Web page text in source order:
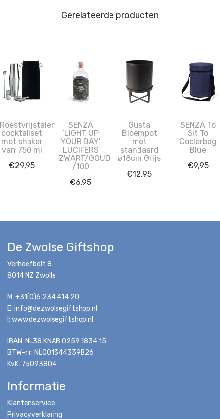
Gerelateerde producten
Roestvrijstalen
cocktailset
met shaker
van 750 ml
€29,95
SENZA
‘LIGHT UP
YOUR DAY’
LUCIFERS
ZWART/GOUD
/100
€6,95
Gusta
Bloempot
met
standaard
ø18cm Grijs
€12,95
SENZA To
Sit To
Coolerbag
Blue
€9,95
De Zwolse Giftshop
Verhoefbelt 8
8014 NZ Zwolle
M: +31(0)6 234 414 20
E: info@dezwolsegiftshop.nl
I: www.dezwolsegiftshop.nl
IBAN: NL38 KNAB 0259 1834 15
BTW-nr: NL001344339B26
KvK: 75093804
Informatie
Klantenservice
Privacyverklaring